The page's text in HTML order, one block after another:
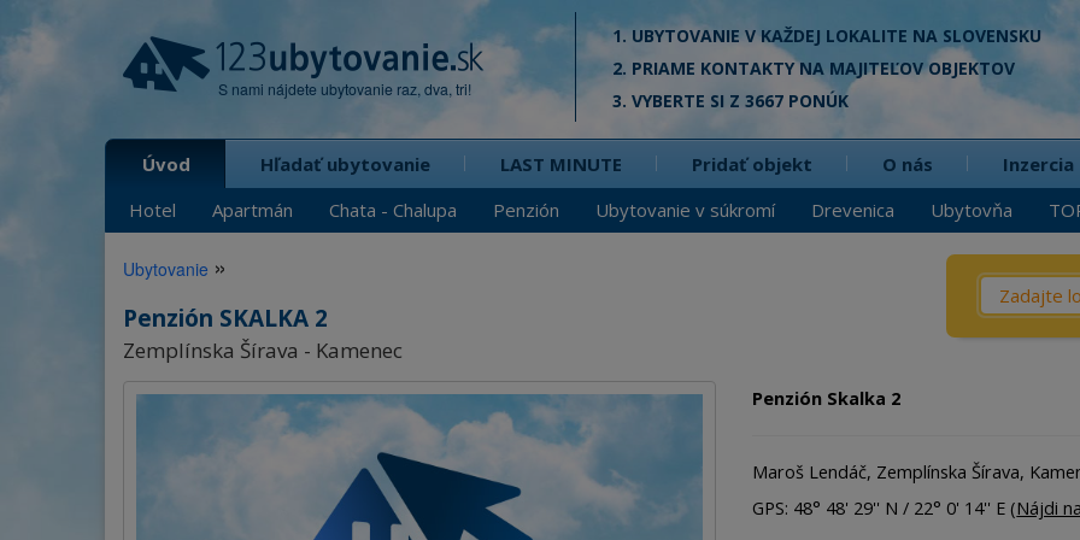
S nami nájdete ubytovanie raz, dva, tri!
1. UBYTOVANIE V KAŽDEJ LOKALITE NA SLOVENSKU
2. PRIAME KONTAKTY NA MAJITEĽOV OBJEKTOV
3. VYBERTE SI Z 3667 PONÚK
Úvod
Hotel
Apartmán Chata - Chalupa Penzión Ubytovanie v súkromí Drevenica Ubytovňa
Hľadať ubytovanie LAST MINUTE Pridať objekt O nás Inzercia
Čo? /
Ubytovanie »
Penzión SKALKA 2
Zemplínska Šírava - Kamenec
Penzión Skalka 2
Maroš Lendáč, Zemplínska Šírava,
GPS: 48° 48' 29'' N / 22° 0' 14'' E (Nájdi